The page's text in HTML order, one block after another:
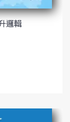
邏輯